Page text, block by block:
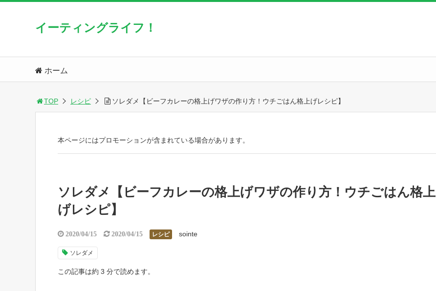
イーティングライフ！
ホーム
TOP レシピ ソレダメ【ビーフカレーの格上げワザの作り方！ウチごはん格上げレシピ】
本ページにはプロモーションが含まれている場合があります。
ソレダメ【ビーフカレーの格上げワザの作り方！ウチごはん格上
げレシピ】
2020/04/15 2020/04/15 レシピ sointe
ソレダメ
この記事は約 3 分で読めます。